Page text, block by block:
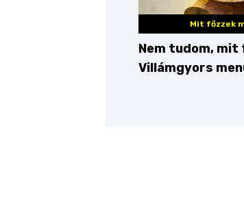
Mit főzzek
Nem tudom, mit
Villámgyors